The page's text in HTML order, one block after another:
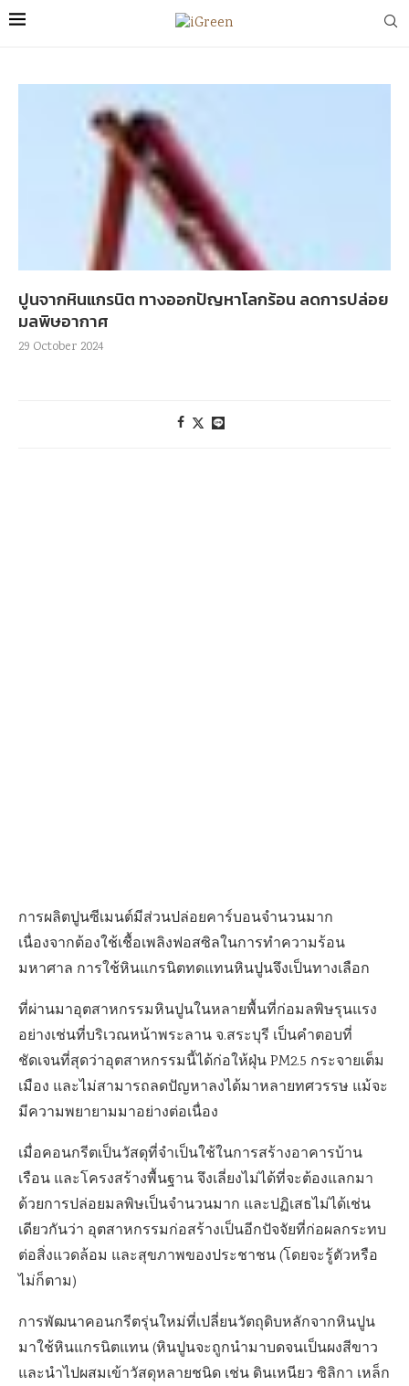
ปูนจากหินแกรนิต ทางออกปัญหาโลกร้อน ลดการปล่อย
มลพิษอากาศ
29 October 2024
การผลิตปูนซีเมนต์มีส่วนปล่อยคาร์บอนจำนวนมาก
เนื่องจากต้องใช้เชื้อเพลิงฟอสซิลในการทำความร้อน
มหาศาล การใช้หินแกรนิตทดแทนหินปูนจึงเป็นทางเลือก
ที่ผ่านมาอุตสาหกรรมหินปูนในหลายพื้นที่ก่อมลพิษรุนแรง
อย่างเช่นที่บริเวณหน้าพระลาน จ.สระบุรี เป็นคำตอบที่
ชัดเจนที่สุดว่าอุตสาหกรรมนี้ได้ก่อให้ฝุ่น PM2.5 กระจายเต็ม
เมือง และไม่สามารถลดปัญหาลงได้มาหลายทศวรรษ แม้จะ
มีความพยายามมาอย่างต่อเนื่อง
เมื่อคอนกรีตเป็นวัสดุที่จำเป็นใช้ในการสร้างอาคารบ้าน
เรือน และโครงสร้างพื้นฐาน จึงเลี่ยงไม่ได้ที่จะต้องแลกมา
ด้วยการปล่อยมลพิษเป็นจำนวนมาก และปฏิเสธไม่ได้เช่น
เดียวกันว่า อุตสาหกรรมก่อสร้างเป็นอีกปัจจัยที่ก่อผลกระทบ
ต่อสิ่งแวดล้อม และสุขภาพของประชาชน (โดยจะรู้ตัวหรือ
ไม่ก็ตาม)
การพัฒนาคอนกรีตรุ่นใหม่ที่เปลี่ยนวัตถุดิบหลักจากหินปูน
มาใช้หินแกรนิตแทน (หินปูนจะถูกนำมาบดจนเป็นผงสีขาว
และนำไปผสมเข้าวัสดุหลายชนิด เช่น ดินเหนียว ซิลิกา เหล็ก